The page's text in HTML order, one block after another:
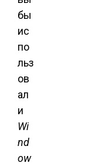
бы
ис
по
льз
ов
ал
и
Wi
nd
ow